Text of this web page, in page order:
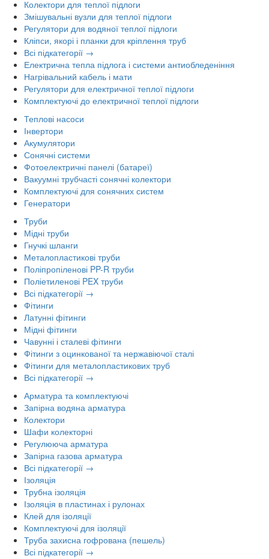
Колектори для теплої підлоги
Змішувальні вузли для теплої підлоги
Регулятори для водяної теплої підлоги
Кліпси, якорі і планки для кріплення труб
Всі підкатегорії →
Електрична тепла підлога і системи антиобледеніння
Нагрівальний кабель і мати
Регулятори для електричної теплої підлоги
Комплектуючі до електричної теплої підлоги
Теплові насоси
Інвертори
Акумулятори
Сонячні системи
Фотоелектричні панелі (батареї)
Вакуумні трубчасті сонячні колектори
Комплектуючі для сонячних систем
Генератори
Труби
Мідні труби
Гнучкі шланги
Металопластикові труби
Поліпропіленові PP-R труби
Поліетиленові PEX труби
Всі підкатегорії →
Фітинги
Латунні фітинги
Мідні фітинги
Чавунні і сталеві фітинги
Фітинги з оцинкованої та нержавіючої сталі
Фітинги для металопластикових труб
Всі підкатегорії →
Арматура та комплектуючі
Запірна водяна арматура
Колектори
Шафи колекторні
Регулююча арматура
Запірна газова арматура
Всі підкатегорії →
Ізоляція
Трубна ізоляція
Ізоляція в пластинах і рулонах
Клей для ізоляції
Комплектуючі для ізоляції
Труба захисна гофрована (пешель)
Всі підкатегорії →